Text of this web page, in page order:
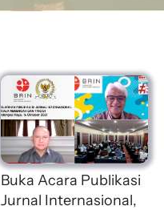
Buka Acara Publikasi
Jurnal Internasional,